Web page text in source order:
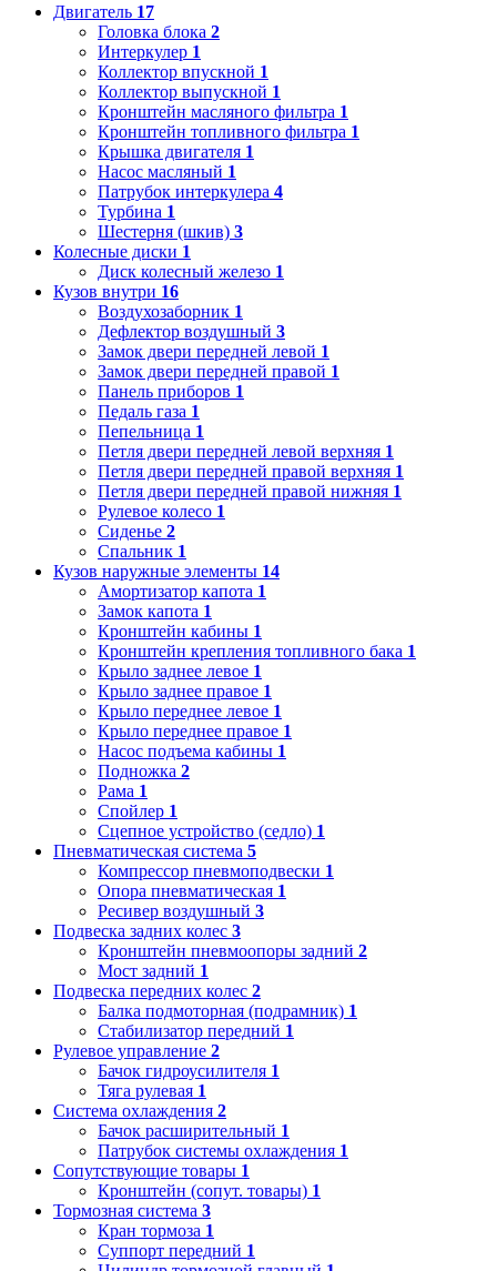
Двигатель 17
Головка блока 2
Интеркулер 1
Коллектор впускной 1
Коллектор выпускной 1
Кронштейн масляного фильтра 1
Кронштейн топливного фильтра 1
Крышка двигателя 1
Насос масляный 1
Патрубок интеркулера 4
Турбина 1
Шестерня (шкив) 3
Колесные диски 1
Диск колесный железо 1
Кузов внутри 16
Воздухозаборник 1
Дефлектор воздушный 3
Замок двери передней левой 1
Замок двери передней правой 1
Панель приборов 1
Педаль газа 1
Пепельница 1
Петля двери передней левой верхняя 1
Петля двери передней правой верхняя 1
Петля двери передней правой нижняя 1
Рулевое колесо 1
Сиденье 2
Спальник 1
Кузов наружные элементы 14
Амортизатор капота 1
Замок капота 1
Кронштейн кабины 1
Кронштейн крепления топливного бака 1
Крыло заднее левое 1
Крыло заднее правое 1
Крыло переднее левое 1
Крыло переднее правое 1
Насос подъема кабины 1
Подножка 2
Рама 1
Спойлер 1
Сцепное устройство (седло) 1
Пневматическая система 5
Компрессор пневмоподвески 1
Опора пневматическая 1
Ресивер воздушный 3
Подвеска задних колес 3
Кронштейн пневмоопоры задний 2
Мост задний 1
Подвеска передних колес 2
Балка подмоторная (подрамник) 1
Стабилизатор передний 1
Рулевое управление 2
Бачок гидроусилителя 1
Тяга рулевая 1
Система охлаждения 2
Бачок расширительный 1
Патрубок системы охлаждения 1
Сопутствующие товары 1
Кронштейн (сопут. товары) 1
Тормозная система 3
Кран тормоза 1
Суппорт передний 1